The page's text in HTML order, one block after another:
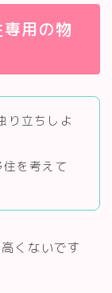
用の物
り立ちしよ
を考えて
くないです